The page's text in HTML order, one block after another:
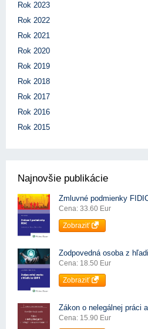
Rok 2023
Rok 2022
Rok 2021
Rok 2020
Rok 2019
Rok 2018
Rok 2017
Rok 2016
Rok 2015
Najnovšie publikácie
Zmluvné podmienky
Cena: 33.60 Eur
Zobraziť
Zodpovedná osoba z
Cena: 18.50 Eur
Zobraziť
Zákon o nelegálnej práci
Cena: 15.90 Eur